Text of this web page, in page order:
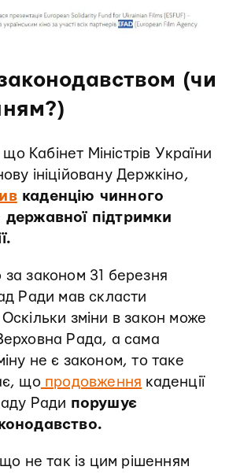
(чи
що Кабінет Міністрів України
ініційовану Держкіно,
каденцію чинного
підтримки
законом 31 березня
Ради мав скласти
зміни в закон може
Рада, а сама
не є законом, то таке
що продовження каденції
Ради порушує
не так із цим рішенням